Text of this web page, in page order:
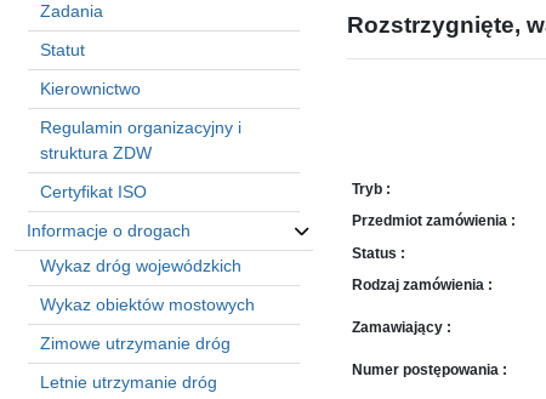
drogach
Informacje
Przystanki
komunikacji
publicznej
Załatw
sprawę
Praca
w
ZDW
Sprzedaż
Zadania
Statut
Kierownictwo
Regulamin organizacyjny i
struktura ZDW
Certyfikat ISO
Informacje o drogach
Wykaz dróg wojewódzkich
Wykaz obiektów mostowych
Zimowe utrzymanie dróg
Letnie utrzymanie dróg
Rozstrzygnięte,
Tryb :
Przedmiot zamówienia :
Status :
Rodzaj zamówienia :
Zamawiający :
Numer postępowania :